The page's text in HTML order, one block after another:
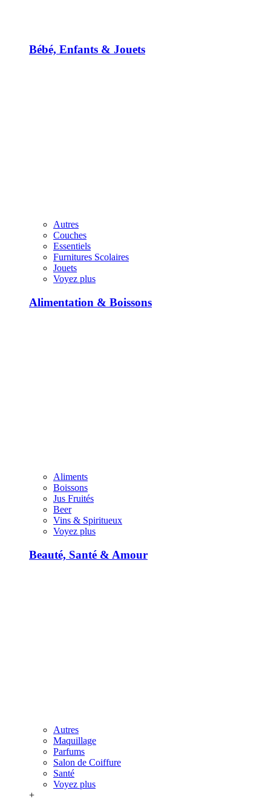
Bébé, Enfants & Jouets
Autres
Couches
Essentiels
Furnitures Scolaires
Jouets
Voyez plus
Alimentation & Boissons
Aliments
Boissons
Jus Fruités
Beer
Vins & Spiritueux
Voyez plus
Beauté, Santé & Amour
Autres
Maquillage
Parfums
Salon de Coiffure
Santé
Voyez plus
+